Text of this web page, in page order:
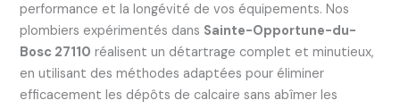
performance et la longévité de vos équipements. Nos
plombiers expérimentés dans Sainte-Opportune-du-
Bosc 27110 réalisent un détartrage complet et minutieux,
en utilisant des méthodes adaptées pour éliminer
efficacement les dépôts de calcaire sans abîmer les